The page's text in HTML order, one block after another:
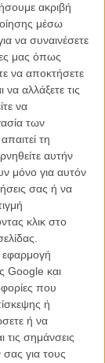
ακριβή
μέσω
να συναινέσετε
μας όπως
να αποκτήσετε
αλλάξετε τις
να
των
τη
αυτήν
μόνο για αυτόν
σας ή να
κλικ στο
εφαρμογή
Google και
που
ή
ή να
σημάνσεις
για τους
νεαρή
ζωή το ξεχασμένο
σημείο
αδιάφορα
κρατά η Χάνα
Αντερσον ως Μπίλι
ταινίας
εδώ και
για μια
τον τρόμο μέσα
καταρρέει